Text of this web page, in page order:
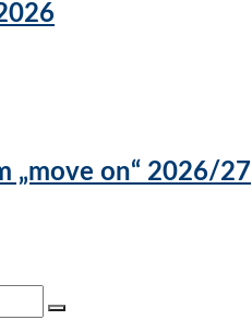
„move on“ 2026/27